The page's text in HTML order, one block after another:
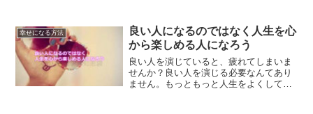
について解説します。
幸せになる方法
良い人になるのではなく人生を心
から楽しめる人になろう
良い人を演じていると、疲れてしまいま
せんか？良い人を演じる必要なんてあり
ません。もっともっと人生をよくしてい